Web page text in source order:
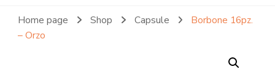
Home page Shop Capsule
Borbone 16pz.
– Orzo